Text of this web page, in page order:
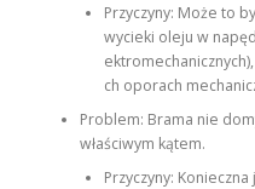
Przyczyny: Może to
wycieki oleju w
ch oporach
Problem: Brama nie
właściwym kątem.
Przyczyny: